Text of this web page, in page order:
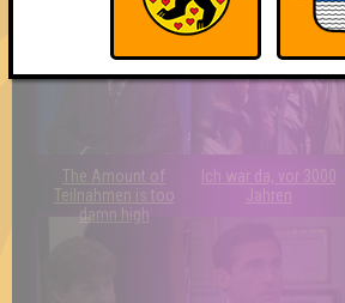
The Amount of
Teilnahmen is too
damn high
Ich war da, vor 3000
Jahren